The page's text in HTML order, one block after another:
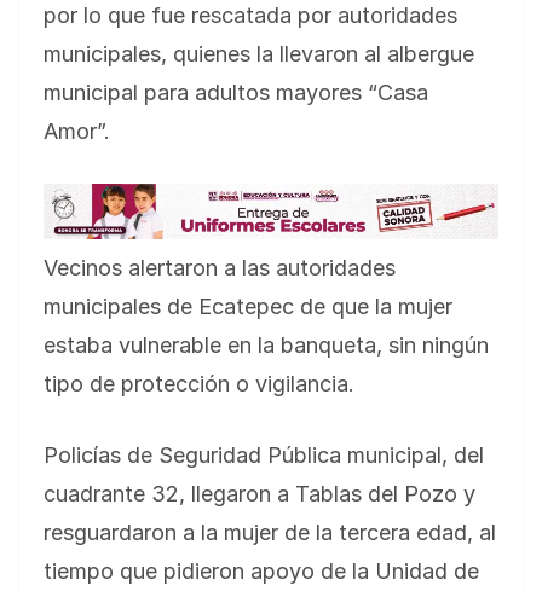
por lo que fue rescatada por autoridades
municipales, quienes la llevaron al albergue
municipal para adultos mayores “Casa
Amor”.
Vecinos alertaron a las autoridades
municipales de Ecatepec de que la mujer
estaba vulnerable en la banqueta, sin ningún
tipo de protección o vigilancia.
Policías de Seguridad Pública municipal, del
cuadrante 32, llegaron a Tablas del Pozo y
resguardaron a la mujer de la tercera edad, al
tiempo que pidieron apoyo de la Unidad de